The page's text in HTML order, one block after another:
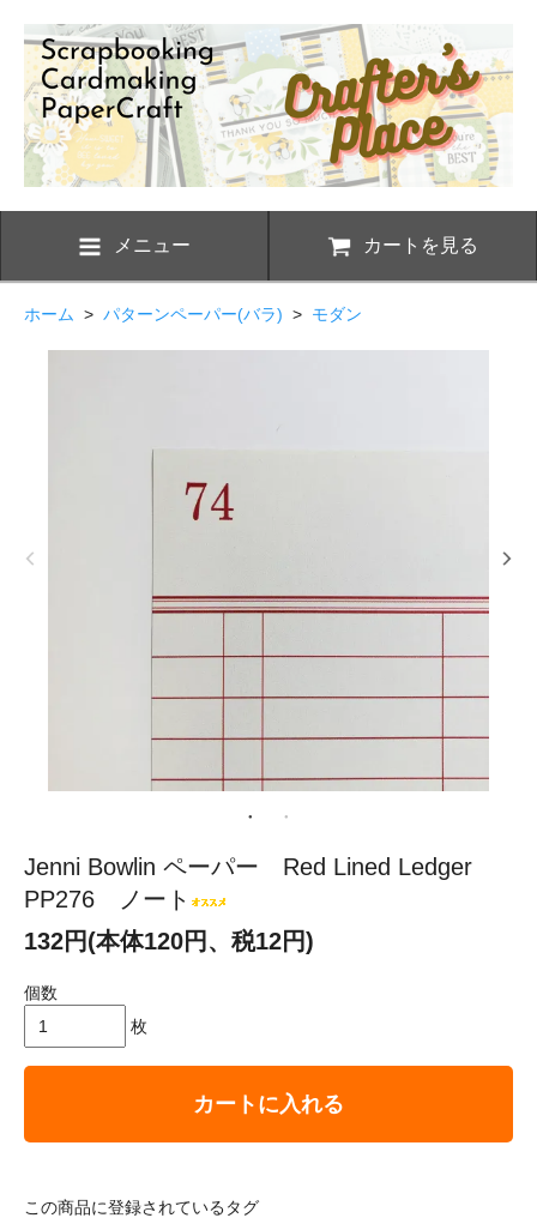
メニュー カートを見る
ホーム > パターンペーパー(バラ) > モダン
Jenni Bowlin ペーパー Red Lined Ledger
PP276 ノート
132円(本体120円、税12円)
個数
枚
カートに入れる
この商品に登録されているタグ